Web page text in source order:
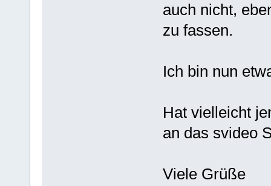
auch nicht,
zu fassen.
Ich bin nun
Hat vielleicht
an das svideo
Viele Grüße